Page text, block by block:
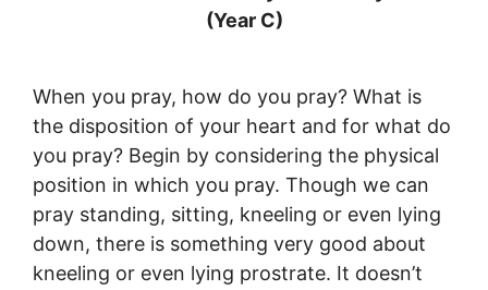
(Year C)
When you pray, how do you pray? What is
the disposition of your heart and for what do
you pray? Begin by considering the physical
position in which you pray. Though we can
pray standing, sitting, kneeling or even lying
down, there is something very good about
kneeling or even lying prostrate. It doesn’t